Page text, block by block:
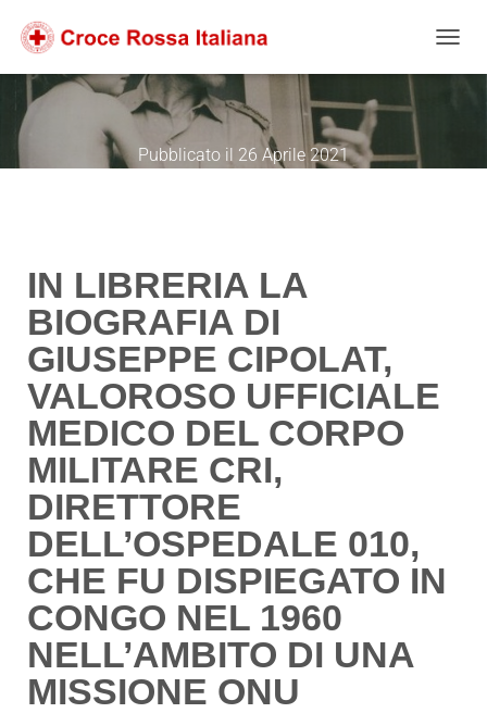
contenuto
alla
navigazione
footer
Pubblicato il 26 Aprile 2021
IN LIBRERIA LA
BIOGRAFIA DI
GIUSEPPE CIPOLAT,
VALOROSO UFFICIALE
MEDICO DEL CORPO
MILITARE CRI,
DIRETTORE
DELL’OSPEDALE 010,
CHE FU DISPIEGATO IN
CONGO NEL 1960
NELL’AMBITO DI UNA
MISSIONE ONU